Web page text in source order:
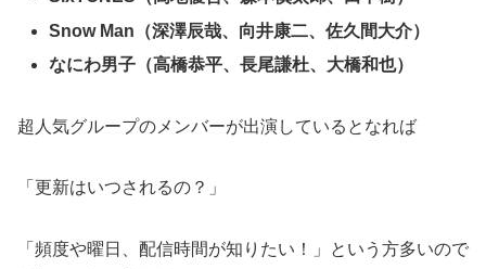
Snow Man（深澤辰哉、向井康二、佐久間大介）
なにわ男子（高橋恭平、長尾謙杜、大橋和也）
超人気グループのメンバーが出演しているとなれば
「更新はいつされるの？」
「頻度や曜日、配信時間が知りたい！」という方多いので